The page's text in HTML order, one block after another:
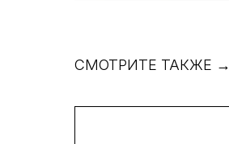
СМОТРИТЕ ТАКЖЕ →